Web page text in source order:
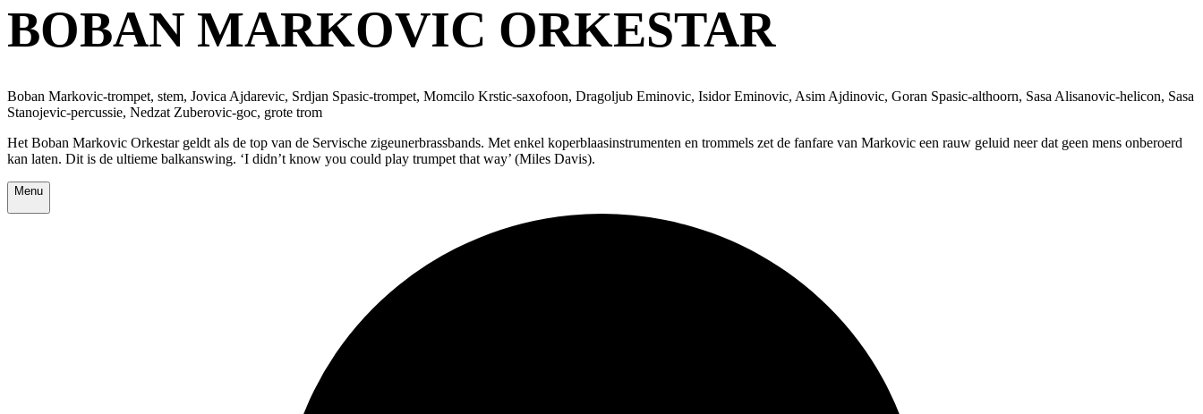
BOBAN MARKOVIC ORKESTAR
Boban Markovic-trompet, stem, Jovica Ajdarevic, Srdjan Spasic-trompet, Momcilo Krstic-saxofoon, Dragoljub Eminovic, Isidor Eminovic, Asim Ajdinovic, Goran Spasic-althoorn, Sasa Alisanovic-helicon, Sasa
Stanojevic-percussie, Nedzat Zuberovic-goc, grote trom
Het Boban Markovic Orkestar geldt als de top van de Servische zigeunerbrassbands. Met enkel koperblaasinstrumenten en trommels zet de fanfare van Markovic een rauw geluid neer dat geen mens onberoerd
kan laten. Dit is de ultieme balkanswing. ‘I didn’t know you could play trumpet that way’ (Miles Davis).
Menu